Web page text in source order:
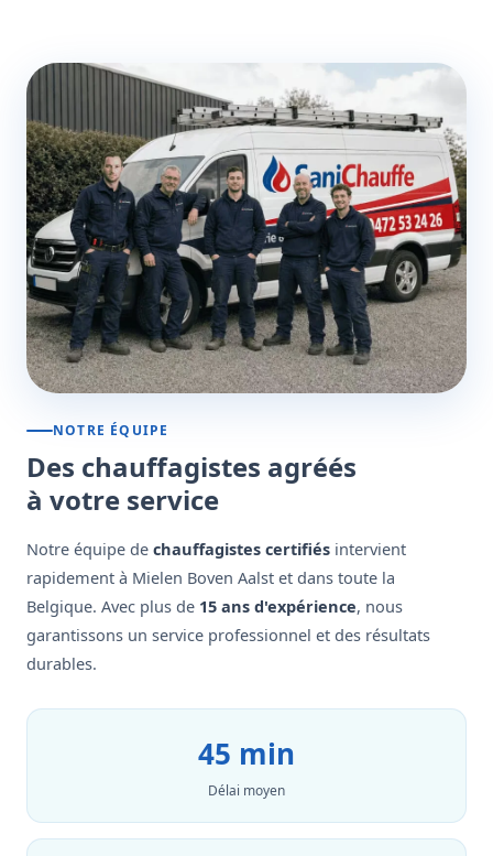
NOTRE ÉQUIPE
Des chauffagistes agréés
à votre service
Notre équipe de chauffagistes certifiés intervient
rapidement à Mielen Boven Aalst et dans toute la
Belgique. Avec plus de 15 ans d'expérience, nous
garantissons un service professionnel et des résultats
durables.
45 min
Délai moyen